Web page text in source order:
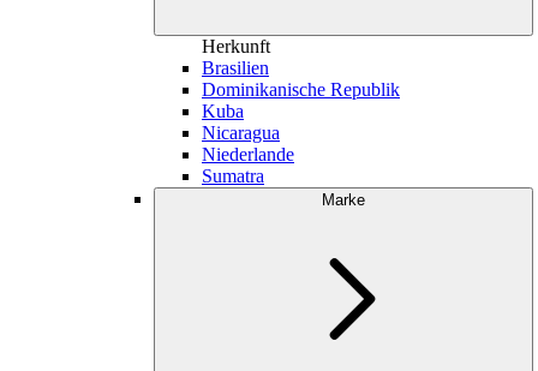
Herkunft
Brasilien
Dominikanische Republik
Kuba
Nicaragua
Niederlande
Sumatra
Marke